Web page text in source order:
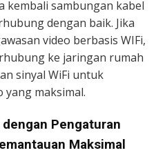
kembali sambungan kabel
dengan baik. Jika
video berbasis WIFi,
ke jaringan rumah
sinyal WiFi untuk
yang maksimal.
dengan Pengaturan
Maksimal